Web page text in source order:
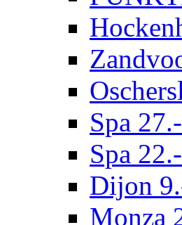
Spa
Spa
Dijon
Monza